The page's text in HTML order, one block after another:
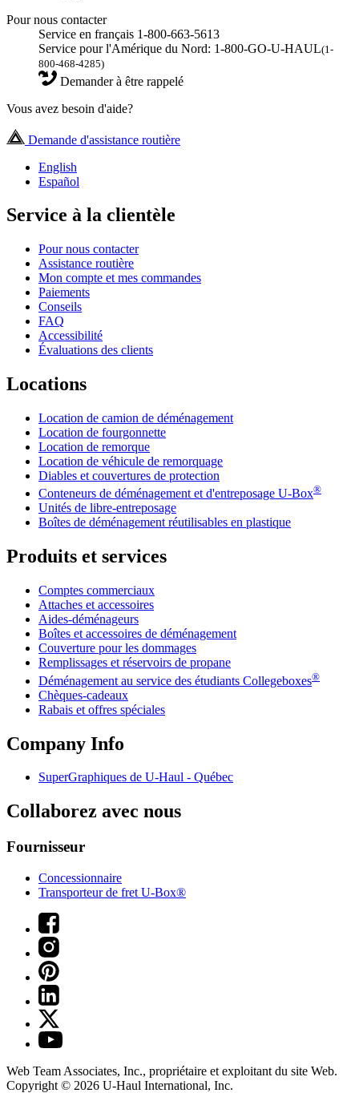
Pour nous contacter
Service en français 1-800-663-5613
Service pour l'Amérique du Nord: 1-800-GO-U-HAUL(1-
800-468-4285)
Demander à être rappelé
Vous avez besoin d'aide?
Demande d'assistance routière
English
Español
Service à la clientèle
Pour nous contacter
Assistance routière
Mon compte et mes commandes
Paiements
Conseils
FAQ
Accessibilité
Évaluations des clients
Locations
Location de camion de déménagement
Location de fourgonnette
Location de remorque
Location de véhicule de remorquage
Diables et couvertures de protection
Conteneurs de déménagement et d'entreposage U-Box®
Unités de libre-entreposage
Boîtes de déménagement réutilisables en plastique
Produits et services
Comptes commerciaux
Attaches et accessoires
Aides-déménageurs
Boîtes et accessoires de déménagement
Couverture pour les dommages
Remplissages et réservoirs de propane
Déménagement au service des étudiants Collegeboxes®
Chèques-cadeaux
Rabais et offres spéciales
Company Info
SuperGraphiques de U-Haul - Québec
Collaborez avec nous
Fournisseur
Concessionnaire
Transporteur de fret U-Box®
Web Team Associates, Inc., propriétaire et exploitant du site Web.
Copyright © 2026 U-Haul International, Inc.